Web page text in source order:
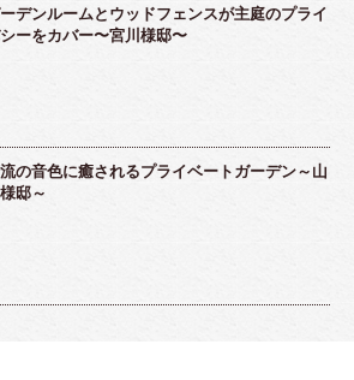
デンルームとウッドフェンスが主庭のプライ
ーをカバー〜宮川様邸〜
の音色に癒されるプライベートガーデン～山
邸～